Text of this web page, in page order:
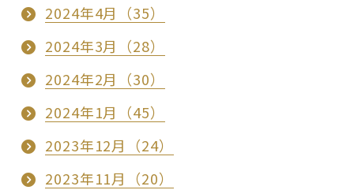
2024年4月（35）
2024年3月（28）
2024年2月（30）
2024年1月（45）
2023年12月（24）
2023年11月（20）